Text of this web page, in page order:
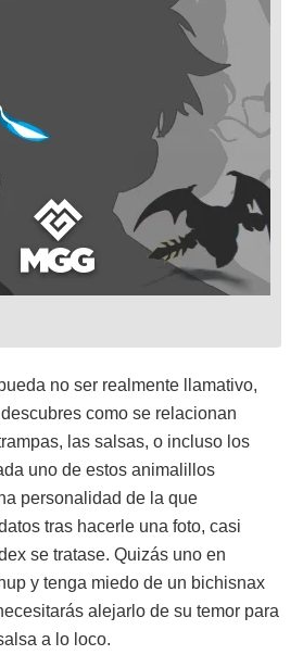
no ser realmente llamativo,
como se relacionan
las salsas, o incluso los
uno de estos animalillos
personalidad de la que
tras hacerle una foto, casi
se tratase. Quizás uno en
y tenga miedo de un bichisnax
alejarlo de su temor para
a lo loco.